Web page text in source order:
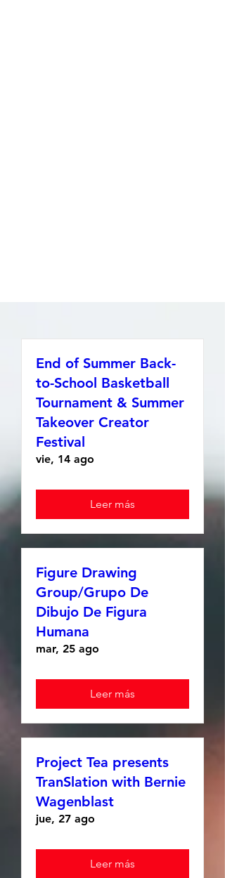
End of Summer Back-
to-School Basketball
Tournament & Summer
Takeover Creator
Festival
vie, 14 ago
Leer más
Figure Drawing
Group/Grupo De
Dibujo De Figura
Humana
mar, 25 ago
Leer más
Project Tea presents
TranSlation with Bernie
Wagenblast
jue, 27 ago
Leer más